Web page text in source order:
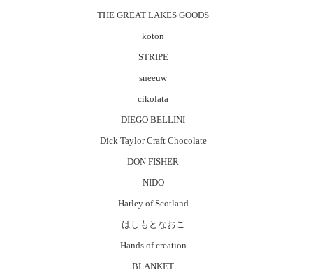
THE GREAT LAKES GOODS
koton
STRIPE
sneeuw
cikolata
DIEGO BELLINI
Dick Taylor Craft Chocolate
DON FISHER
NIDO
Harley of Scotland
はしもとなおこ
Hands of creation
BLANKET